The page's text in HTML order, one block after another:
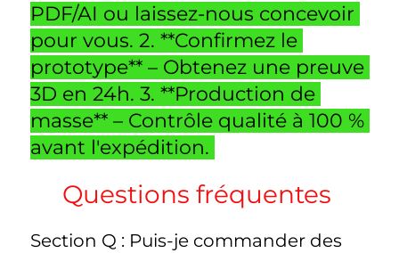
PDF/AI ou laissez-nous concevoir
pour vous. 2. **Confirmez le
prototype** – Obtenez une preuve
3D en 24h. 3. **Production de
masse** – Contrôle qualité à 100 %
avant l'expédition.
Questions fréquentes
Section Q : Puis-je commander des